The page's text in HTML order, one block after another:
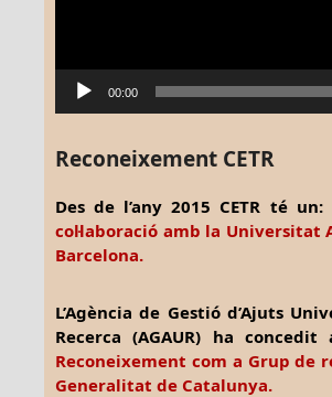
00:00
Reconeixement CETR
Des de l’any 2015 CETR té un:
col·laboració amb la Universitat
Barcelona.
L’Agència de Gestió d’Ajuts
Recerca (AGAUR) ha
Reconeixement com a Grup de
Generalitat de Catalunya.